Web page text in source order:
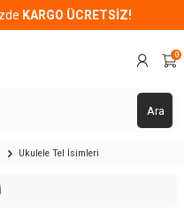
KARGO ÜCRETSİZ!
Ara
0
Ukulele Tel İsimleri